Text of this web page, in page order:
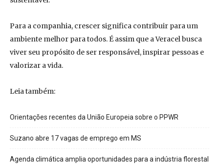
Para a companhia, crescer significa contribuir para um
ambiente melhor para todos. É assim que a Veracel busca
viver seu propósito de ser responsável, inspirar pessoas e
valorizar a vida.
Leia também:
Orientações recentes da União Europeia sobre o PPWR
Suzano abre 17 vagas de emprego em MS
Agenda climática amplia oportunidades para a indústria florestal